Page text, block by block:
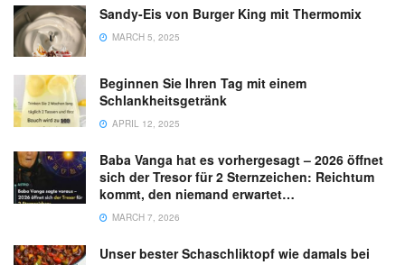
Sandy-Eis von Burger King mit Thermomix
MARCH 5, 2025
Beginnen Sie Ihren Tag mit einem
Schlankheitsgetränk
APRIL 12, 2025
Baba Vanga hat es vorhergesagt – 2026 öffnet
sich der Tresor für 2 Sternzeichen: Reichtum
kommt, den niemand erwartet…
MARCH 7, 2026
Unser bester Schaschliktopf wie damals bei